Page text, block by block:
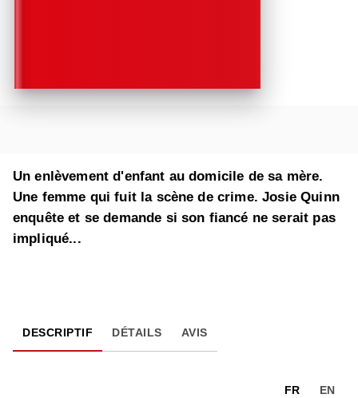
Un enlèvement d'enfant au domicile de sa mère.
Une femme qui fuit la scène de crime. Josie Quinn
enquête et se demande si son fiancé ne serait pas
impliqué...
DESCRIPTIF DÉTAILS AVIS
FR EN